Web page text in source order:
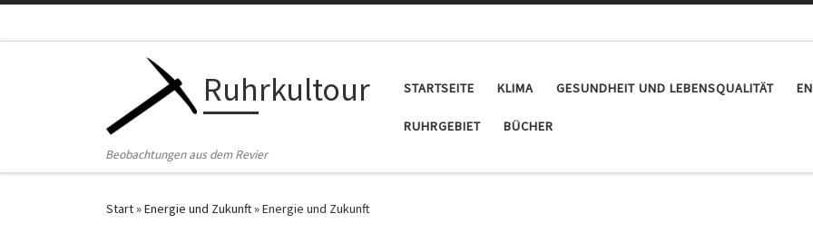
Ruhrkultour
Beobachtungen aus dem Revier
STARTSEITE KLIMA GESUNDHEIT UND LEBENSQUALITÄT
RUHRGEBIET BÜCHER
Start»Energie und Zukunft»Energie und Zukunft